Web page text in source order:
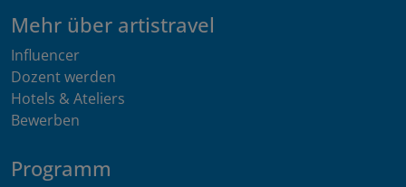
Mehr über artistravel
Influencer
Dozent werden
Hotels & Ateliers
Bewerben
Programm